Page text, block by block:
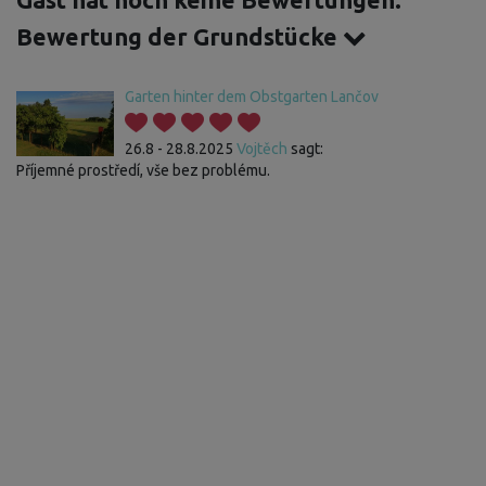
Bewertung der Grundstücke
Garten hinter dem Obstgarten Lančov
26.8 - 28.8.2025 Vojtěch sagt:
Příjemné prostředí, vše bez problému.